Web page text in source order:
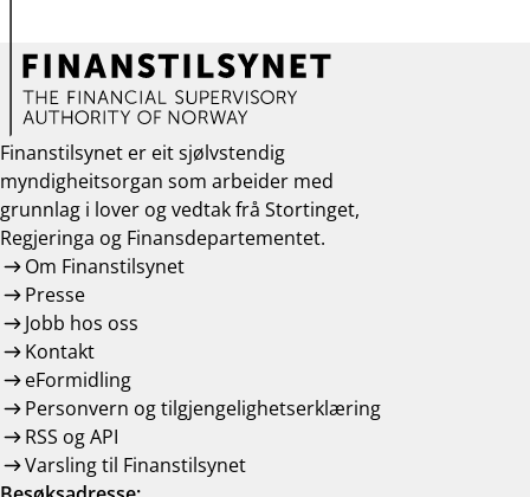
Finanstilsynet er eit sjølvstendig
myndigheitsorgan som arbeider med
grunnlag i lover og vedtak frå Stortinget,
Regjeringa og Finansdepartementet.
Om Finanstilsynet
Presse
Jobb hos oss
Kontakt
eFormidling
Personvern og tilgjengelighetserklæring
RSS og API
Varsling til Finanstilsynet